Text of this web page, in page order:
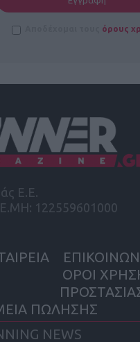
όρους
Ε.Ε.
122559601000
ΟΡΟΙ
ΠΩΛΗΣΗΣ
NEWS